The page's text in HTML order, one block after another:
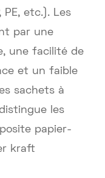
PE, etc.). Les
par une
une facilité de
et un faible
sachets à
les
papier-
kraft